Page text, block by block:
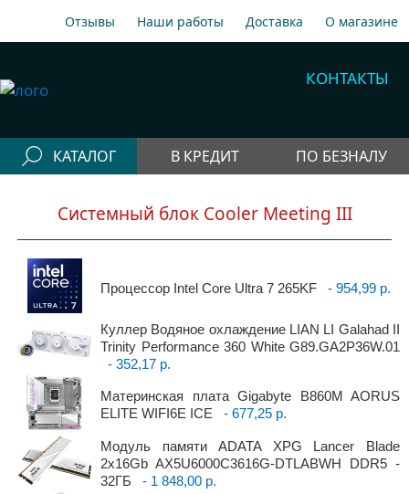
Отзывы Наши работы Доставка О магазине
КОНТАКТЫ
A1 +375 29 198-70-77
Гор +375 17 256-18-09
КАТАЛОГ В КРЕДИТ ПО БЕЗНАЛУ
Компьютеры
Системные
блоки
Рабочие станции
Моноблоки
Периферия
Собрать компьютер онлайн
Системный блок Cooler Meeting III
Процессор Intel Core Ultra 7 265KF - 954,99 р.
Куллер Водяное охлаждение LIAN LI Galahad II
Trinity Performance 360 White G89.GA2P36W.01
- 352,17 р.
Материнская плата Gigabyte B860M AORUS
ELITE WIFI6E ICE
- 677,25 р.
Модуль памяти ADATA XPG Lancer Blade
2x16Gb AX5U6000C3616G-DTLABWH DDR5 -
32ГБ
- 1 848,00 р.